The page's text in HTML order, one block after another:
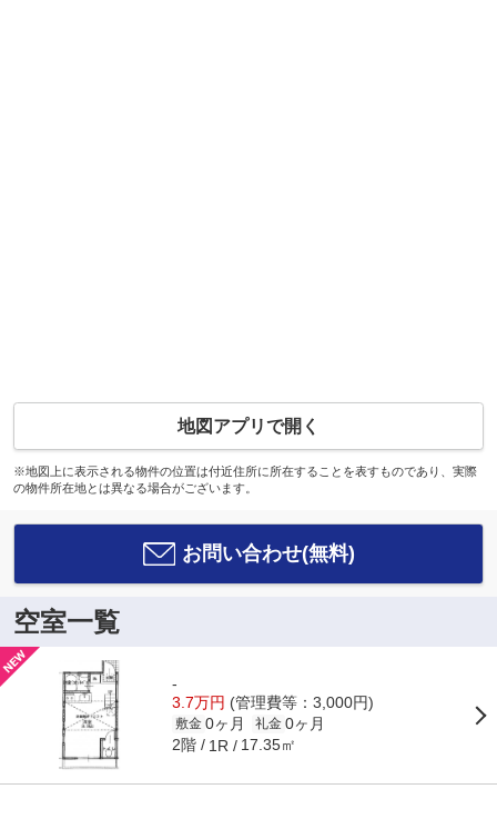
地図アプリで開く
※地図上に表示される物件の位置は付近住所に所在することを表すものであり、実際
の物件所在地とは異なる場合がございます。
お問い合わせ(無料)
空室一覧
-
3.7万円 (管理費等：3,000円)
敷金 0ヶ月 礼金 0ヶ月
2階 1R 17.35㎡